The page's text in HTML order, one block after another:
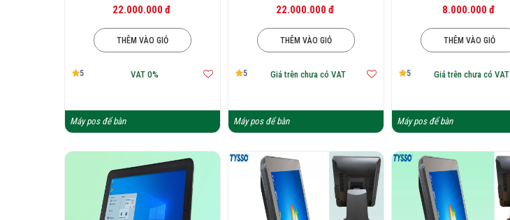
22.000.000 đ
THÊM VÀO GIỎ
5 VAT 0%
Máy pos để bàn
22.000.000 đ
THÊM VÀO GIỎ
5 Giá trên chưa có VAT
Máy pos để bàn
8.000.000 đ
THÊM VÀO GIỎ
5 Giá trên chưa có VAT
Máy pos để bàn